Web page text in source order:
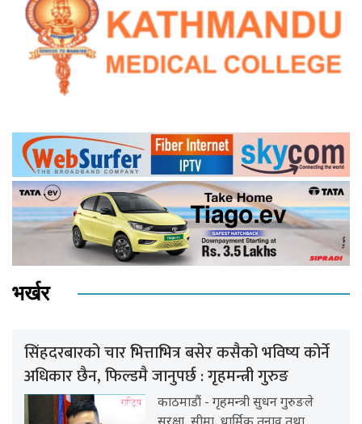
भर्खर
सिंहदरबारको चार भित्ताभित्र बसेर कसैको भविष्य कोर्ने
अधिकार छैन, फिल्डमै जानुपर्छ : गृहमन्त्री गुरुङ
काठमाडौं - गृहमन्त्री सुधन गुरुङले